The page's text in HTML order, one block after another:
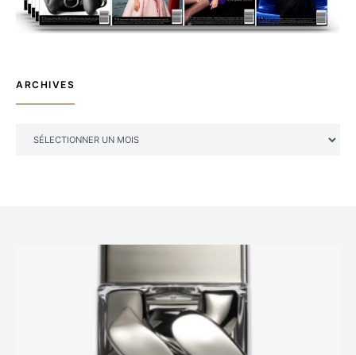
ARCHIVES